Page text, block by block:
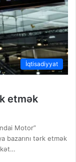
İqtisadiyyat
etmək
Motor”
bazarını tərk etmək